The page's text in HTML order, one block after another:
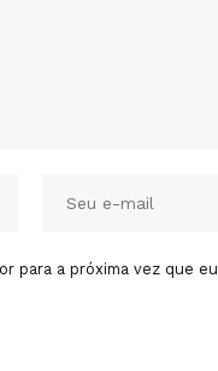
para a próxima vez que